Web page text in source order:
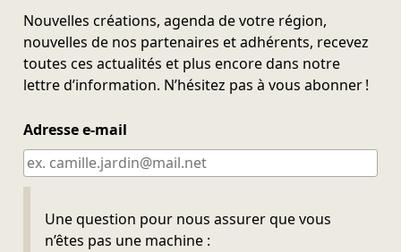
Nouvelles créations, agenda de votre région,
nouvelles de nos partenaires et adhérents, recevez
toutes ces actualités et plus encore dans notre
lettre d’information. N’hésitez pas à vous abonner !
Adresse e-mail
Une question pour nous assurer que vous
n’êtes pas une machine :
Ne pas remplir